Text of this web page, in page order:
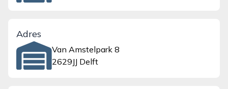
Adres
Van Amstelpark 8
2629JJ Delft